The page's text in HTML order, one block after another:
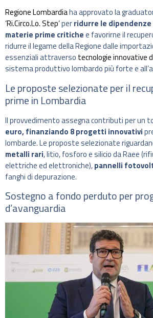
Regione Lombardiaha approvato la
‘Ri.Circo.Lo. Step’perridurre le
materie prime critichee favorirne il
ridurre il legame della Regione dalle
essenziali attraverso tecnologie innovative
sistema produttivo lombardo più forte e
Le proposte selezionate per il
prime in Lombardia
Il provvedimento assegna contributi per un
euro, finanziando 8 progetti innovativi
lombarde. Le proposte selezionate
metalli rari, litio, fosforo e silicio da Raee
elettriche ed elettroniche),pannelli
fanghi di depurazione.
Sostegno a fondo perduto per
d’avanguardia